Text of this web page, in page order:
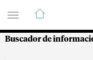
Guía de
Buscador de